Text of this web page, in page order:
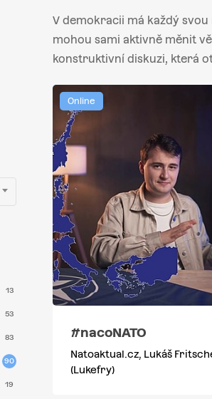
13
53
83
90
19
V demokracii má každý
mohou sami aktivně měnit
konstruktivní diskuzi, která
Online
#nacoNATO
Natoaktual.cz, Lukáš
(Lukefry)